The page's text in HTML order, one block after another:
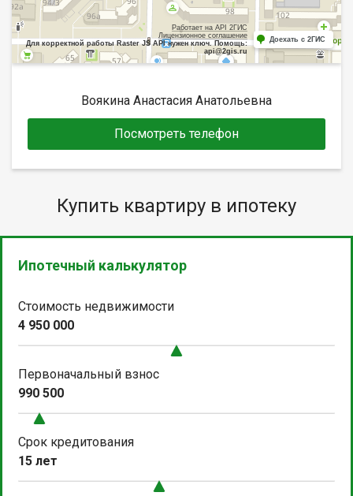
Работает на API 2ГИС
Лицензионное соглашение
Для корректной работы Raster JS API нужен ключ. Помощь:
api@2gis.ru
Доехать с 2ГИС
Воякина Анастасия Анатольевна
Посмотреть телефон
Купить квартиру в ипотеку
Ипотечный калькулятор
Стоимость недвижимости
4 950 000
Первоначальный взнос
990 500
Срок кредитования
15 лет